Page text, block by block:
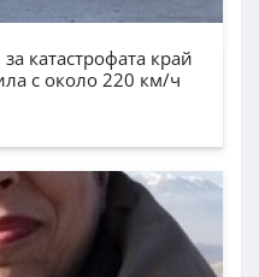
катастрофата край
с около 220 км/ч